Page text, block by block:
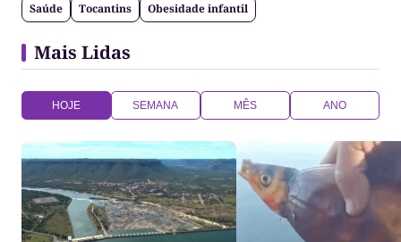
Saúde Tocantins Obesidade infantil
Mais Lidas
HOJE SEMANA MÊS ANO